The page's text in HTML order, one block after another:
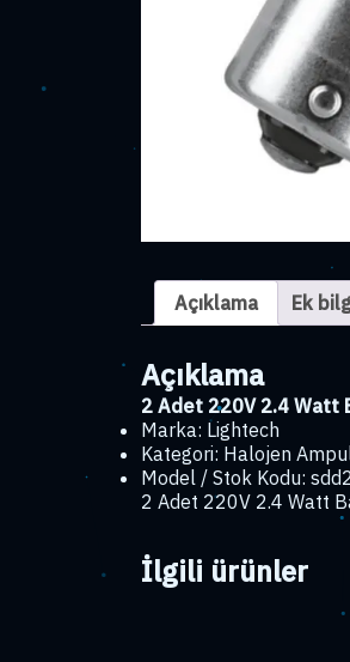
Açıklama Ek
Açıklama
2 Adet 220V 2.4 Watt
Marka: Lightech
Kategori: Halojen
Model / Stok Kodu:
2 Adet 220V 2.4 Watt
İlgili ürünler